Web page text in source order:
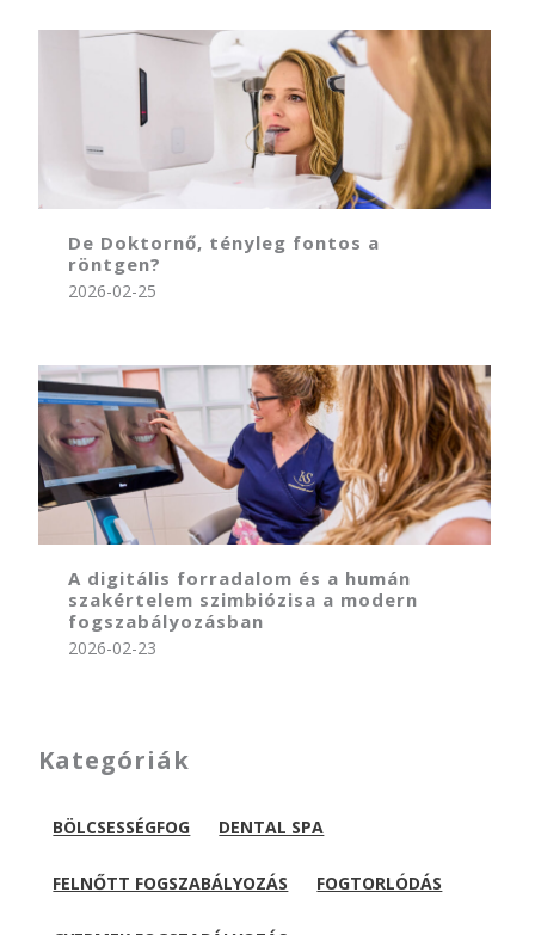
De Doktornő, tényleg fontos a
röntgen?
2026-02-25
A digitális forradalom és a humán
szakértelem szimbiózisa a modern
fogszabályozásban
2026-02-23
Kategóriák
BÖLCSESSÉGFOG DENTAL SPA
FELNŐTT FOGSZABÁLYOZÁS FOGTORLÓDÁS